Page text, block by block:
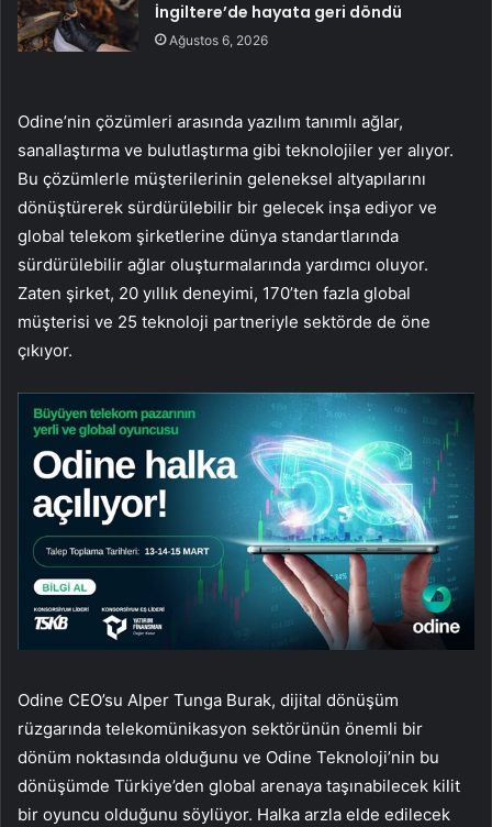
İngiltere’de hayata geri döndü
Ağustos 6, 2026
Odine’nin çözümleri arasında yazılım tanımlı ağlar,
sanallaştırma ve bulutlaştırma gibi teknolojiler yer alıyor.
Bu çözümlerle müşterilerinin geleneksel altyapılarını
dönüştürerek sürdürülebilir bir gelecek inşa ediyor ve
global telekom şirketlerine dünya standartlarında
sürdürülebilir ağlar oluşturmalarında yardımcı oluyor.
Zaten şirket, 20 yıllık deneyimi, 170’ten fazla global
müşterisi ve 25 teknoloji partneriyle sektörde de öne
çıkıyor.
Odine CEO’su Alper Tunga Burak, dijital dönüşüm
rüzgarında telekomünikasyon sektörünün önemli bir
dönüm noktasında olduğunu ve Odine Teknoloji’nin bu
dönüşümde Türkiye’den global arenaya taşınabilecek kilit
bir oyuncu olduğunu söylüyor. Halka arzla elde edilecek